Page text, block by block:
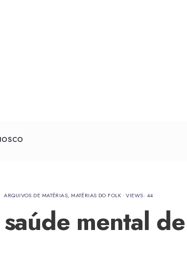
ARQUIVOS DE MATÉRIAS,MATÉRIAS DO FOLK •VIEWS: 44
mental